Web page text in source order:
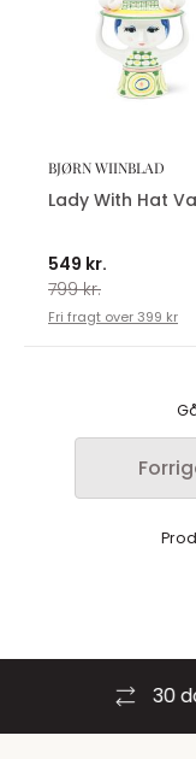
BJØRN WIINBLAD
Lady With Hat
549 kr.
799 kr.
Fri fragt over 399 kr
30